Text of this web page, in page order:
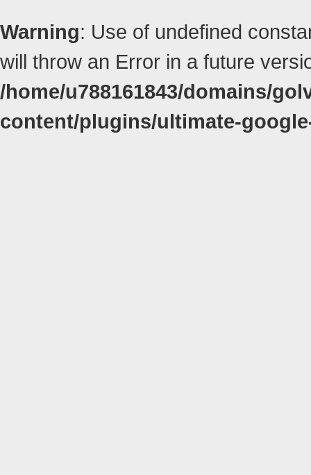
Warning: Use of undefined
will throw an Error in a future
/home/u788161843/domains/
content/plugins/ultimate-